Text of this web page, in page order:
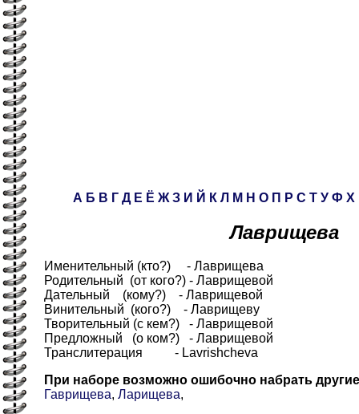
А Б В Г Д Е Ё Ж З И Й К Л М Н О П Р С Т У Ф Х
Лаврищева
Именительный (кто?) - Лаврищева
Родительный (от кого?) - Лаврищевой
Дательный (кому?) - Лаврищевой
Винительный (кого?) - Лаврищеву
Творительный (с кем?) - Лаврищевой
Предложный (о ком?) - Лаврищевой
Транслитерация - Lavrishcheva
При наборе возможно ошибочно набрать
Гаврищева, Ларищева,